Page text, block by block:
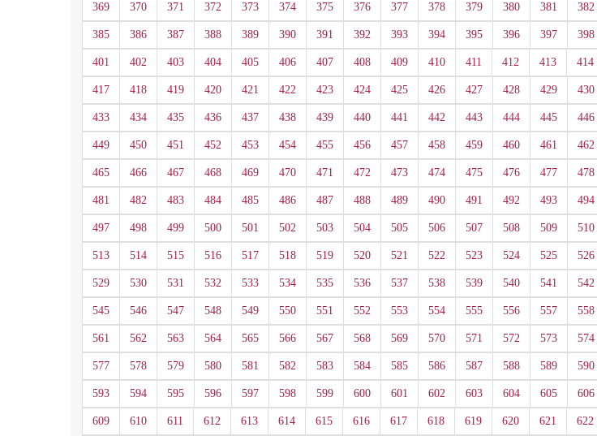
369 370 371 372 373 374 375 376 377 378 379 380 381 382
385 386 387 388 389 390 391 392 393 394 395 396 397 398
401 402 403 404 405 406 407 408 409 410 411 412 413 414
417 418 419 420 421 422 423 424 425 426 427 428 429 430
433 434 435 436 437 438 439 440 441 442 443 444 445 446
449 450 451 452 453 454 455 456 457 458 459 460 461 462
465 466 467 468 469 470 471 472 473 474 475 476 477 478
481 482 483 484 485 486 487 488 489 490 491 492 493 494
497 498 499 500 501 502 503 504 505 506 507 508 509 510
513 514 515 516 517 518 519 520 521 522 523 524 525 526
529 530 531 532 533 534 535 536 537 538 539 540 541 542
545 546 547 548 549 550 551 552 553 554 555 556 557 558
561 562 563 564 565 566 567 568 569 570 571 572 573 574
577 578 579 580 581 582 583 584 585 586 587 588 589 590
593 594 595 596 597 598 599 600 601 602 603 604 605 606
609 610 611 612 613 614 615 616 617 618 619 620 621 622